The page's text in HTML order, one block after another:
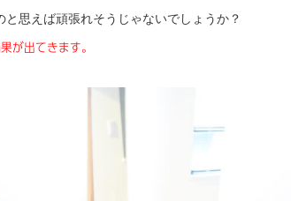
思えば頑張れそうじゃないでしょうか？
が出てきます。